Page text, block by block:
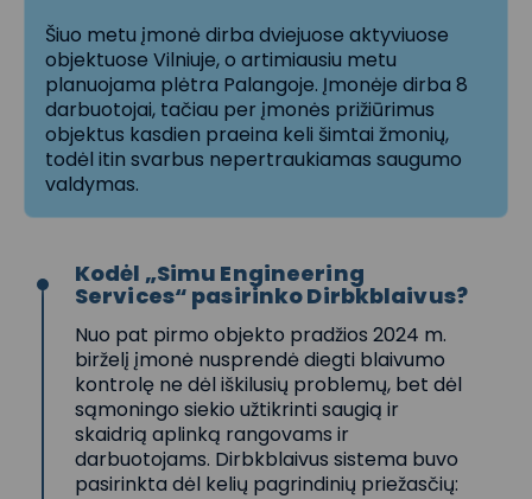
Šiuo metu įmonė dirba dviejuose aktyviuose
objektuose Vilniuje, o artimiausiu metu
planuojama plėtra Palangoje. Įmonėje dirba 8
darbuotojai, tačiau per įmonės prižiūrimus
objektus kasdien praeina keli šimtai žmonių,
todėl itin svarbus nepertraukiamas saugumo
valdymas.
Kodėl „Simu Engineering
Services“ pasirinko Dirbkblaivus?
Nuo pat pirmo objekto pradžios 2024 m.
birželį įmonė nusprendė diegti blaivumo
kontrolę ne dėl iškilusių problemų, bet dėl
sąmoningo siekio užtikrinti saugią ir
skaidrią aplinką rangovams ir
darbuotojams. Dirbkblaivus sistema buvo
pasirinkta dėl kelių pagrindinių priežasčių: